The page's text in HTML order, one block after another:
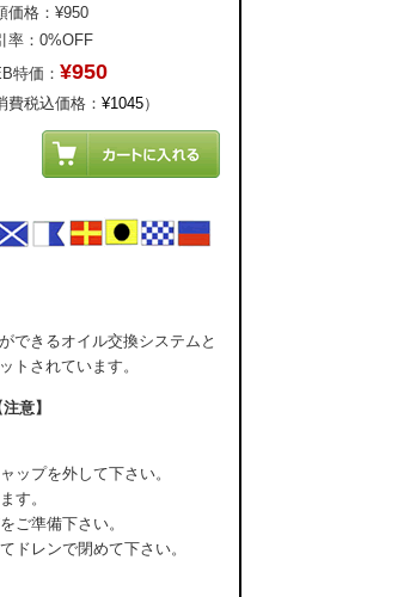
価格：¥950
率：0%OFF
特価： ¥950
費税込価格： ¥1045）
できるオイル交換システムと
トされています。
注意】
ップを外して下さい。
す。
ご準備下さい。
ドレンで閉めて下さい。